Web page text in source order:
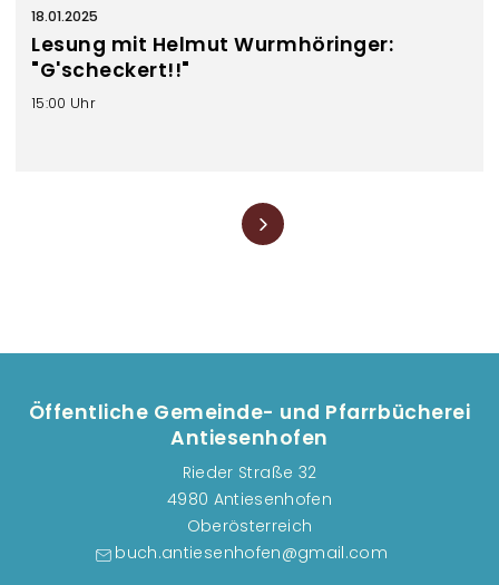
18.01.2025
Lesung mit Helmut Wurmhöringer:
"G'scheckert!!"
15:00 Uhr
Öffentliche Gemeinde- und Pfarrbücherei
Antiesenhofen
Rieder Straße 32
4980 Antiesenhofen
Oberösterreich
buch.antiesenhofen@gmail.com